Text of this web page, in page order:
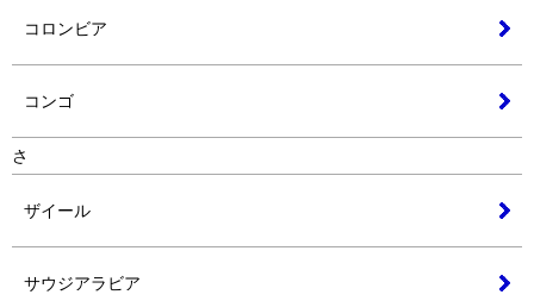
コロンビア
コンゴ
さ
ザイール
サウジアラビア